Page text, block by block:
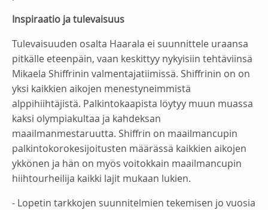
Inspiraatio ja tulevaisuus
Tulevaisuuden osalta Haarala ei suunnittele uraansa
pitkälle eteenpäin, vaan keskittyy nykyisiin tehtäviinsä
Mikaela Shiffrinin valmentajatiimissä. Shiffrinin on on
yksi kaikkien aikojen menestyneimmistä
alppihiihtäjistä. Palkintokaapista löytyy muun muassa
kaksi olympiakultaa ja kahdeksan
maailmanmestaruutta. Shiffrin on maailmancupin
palkintokorokesijoitusten määrässä kaikkien aikojen
ykkönen ja hän on myös voitokkain maailmancupin
hiihtourheilija kaikki lajit mukaan lukien.
- Lopetin tarkkojen suunnitelmien tekemisen jo vuosia